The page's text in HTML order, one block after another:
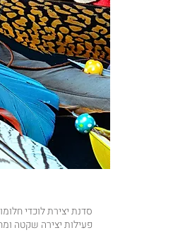
סדנת יצירת לוכדי
פעילות יצירה שקטה